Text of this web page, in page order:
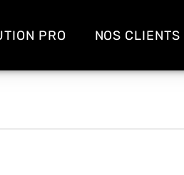
PRO NOS CLIENTS